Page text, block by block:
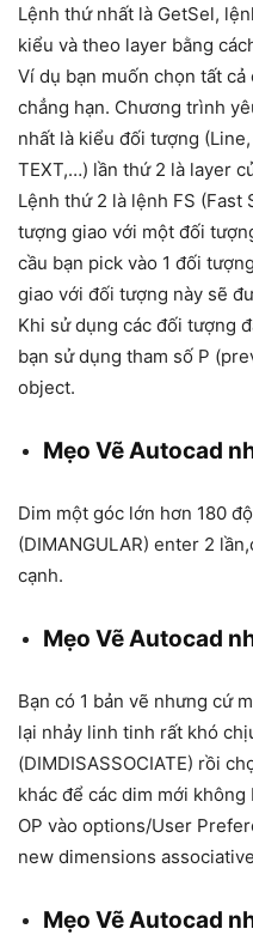
Lệnh thứ nhất là GetSel,
kiểu và theo layer bằng
Ví dụ bạn muốn chọn tất
chẳng hạn. Chương trình
nhất là kiểu đối tượng (Line,
TEXT,…) lần thứ 2 là layer
Lệnh thứ 2 là lệnh FS
tượng giao với một đối
cầu bạn pick vào 1 đối
giao với đối tượng này sẽ
Khi sử dụng các đối tượng
bạn sử dụng tham số P
object.
Mẹo Vẽ Autocad
Dim một góc lớn hơn 180
(DIMANGULAR) enter 2
cạnh.
Mẹo Vẽ Autocad
Bạn có 1 bản vẽ nhưng cứ
lại nhảy linh tinh rất khó
(DIMDISASSOCIATE) rồi
khác để các dim mới
OP vào options/User
new dimensions
Mẹo Vẽ Autocad